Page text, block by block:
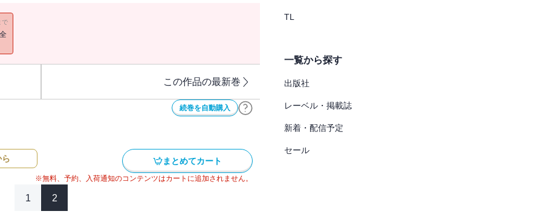
で
この作品の最新巻
続巻を自動購入
まとめてカート
※無料、予約、入荷通知のコンテンツはカートに追加されません。
1 2
TL
一覧から探す
出版社
レーベル・掲載誌
新着・配信予定
セール